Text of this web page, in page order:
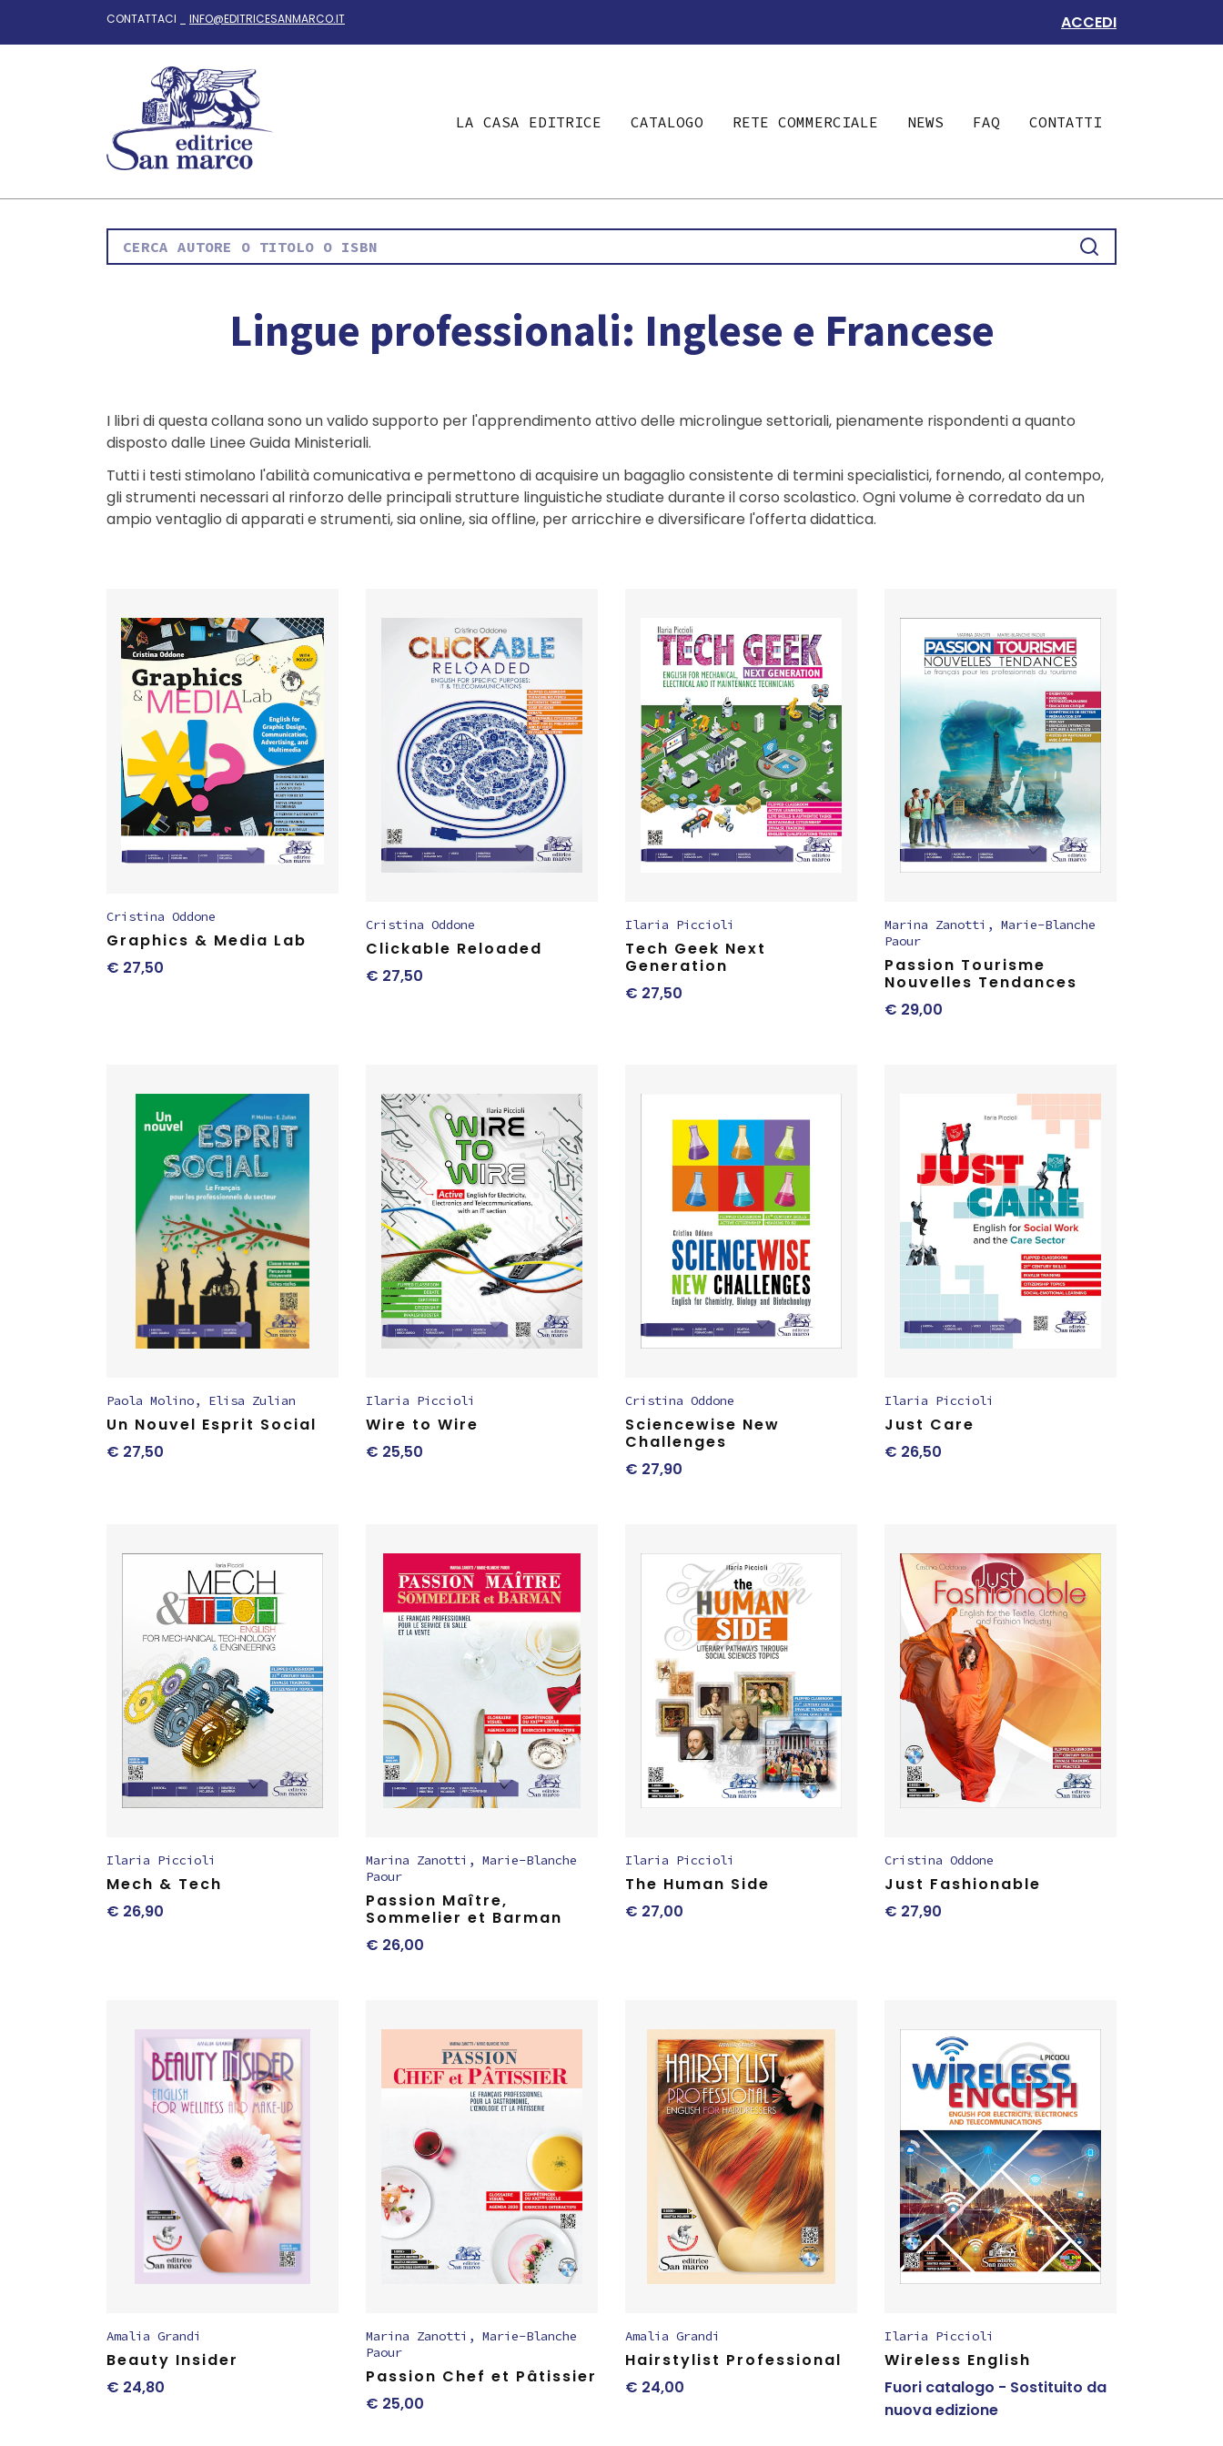
CONTATTACI _ INFO@EDITRICESANMARCO.IT ACCEDI
LA CASA EDITRICE CATALOGO RETE COMMERCIALE NEWS FAQ CONTATTI
Lingue professionali: Inglese e Francese
I libri di questa collana sono un valido supporto per l'apprendimento attivo delle microlingue settoriali, pienamente rispondenti a quanto
disposto dalle Linee Guida Ministeriali.
Tutti i testi stimolano l'abilità comunicativa e permettono di acquisire un bagaglio consistente di termini specialistici, fornendo, al contempo,
gli strumenti necessari al rinforzo delle principali strutture linguistiche studiate durante il corso scolastico. Ogni volume è corredato da un
ampio ventaglio di apparati e strumenti, sia online, sia offline, per arricchire e diversificare l'offerta didattica.
Cristina Oddone
Graphics & Media Lab
€ 27,50
Cristina Oddone
Clickable Reloaded
€ 27,50
Ilaria Piccioli
Tech Geek Next
Generation
€ 27,50
Marina Zanotti , Marie-Blanche
Paour
Passion Tourisme
Nouvelles Tendances
€ 29,00
Paola Molino, Elisa Zulian
Un Nouvel Esprit Social
€ 27,50
Ilaria Piccioli
Wire to Wire
€ 25,50
Cristina Oddone
Sciencewise New
Challenges
€ 27,90
Ilaria Piccioli
Just Care
€ 26,50
Ilaria Piccioli
Mech & Tech
€ 26,90
Marina Zanotti , Marie-Blanche
Paour
Passion Maître,
Sommelier et Barman
€ 26,00
Ilaria Piccioli
The Human Side
€ 27,00
Cristina Oddone
Just Fashionable
€ 27,90
Amalia Grandi
Beauty Insider
€ 24,80
Marina Zanotti , Marie-Blanche
Paour
Passion Chef et Pâtissier
€ 25,00
Amalia Grandi
Hairstylist Professional
€ 24,00
Ilaria Piccioli
Wireless English
Fuori catalogo - Sostituito da
nuova edizione